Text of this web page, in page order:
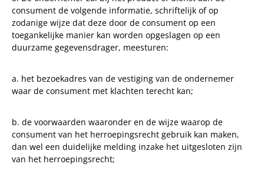
consument de volgende informatie, schriftelijk of op
zodanige wijze dat deze door de consument op een
toegankelijke manier kan worden opgeslagen op een
duurzame gegevensdrager, meesturen:
a. het bezoekadres van de vestiging van de ondernemer
waar de consument met klachten terecht kan;
b. de voorwaarden waaronder en de wijze waarop de
consument van het herroepingsrecht gebruik kan maken,
dan wel een duidelijke melding inzake het uitgesloten zijn
van het herroepingsrecht;